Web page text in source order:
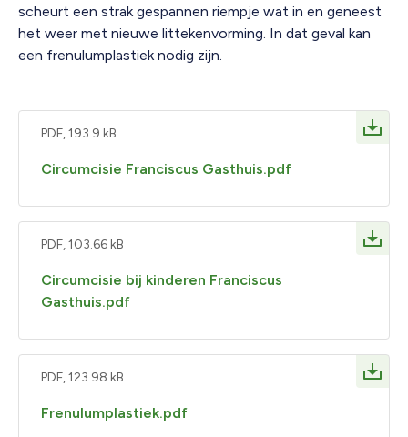
scheurt een strak gespannen riempje wat in en geneest
het weer met nieuwe littekenvorming. In dat geval kan
een frenulumplastiek nodig zijn.
PDF, 193.9 kB
Circumcisie Franciscus Gasthuis.pdf
PDF, 103.66 kB
Circumcisie bij kinderen Franciscus
Gasthuis.pdf
PDF, 123.98 kB
Frenulumplastiek.pdf